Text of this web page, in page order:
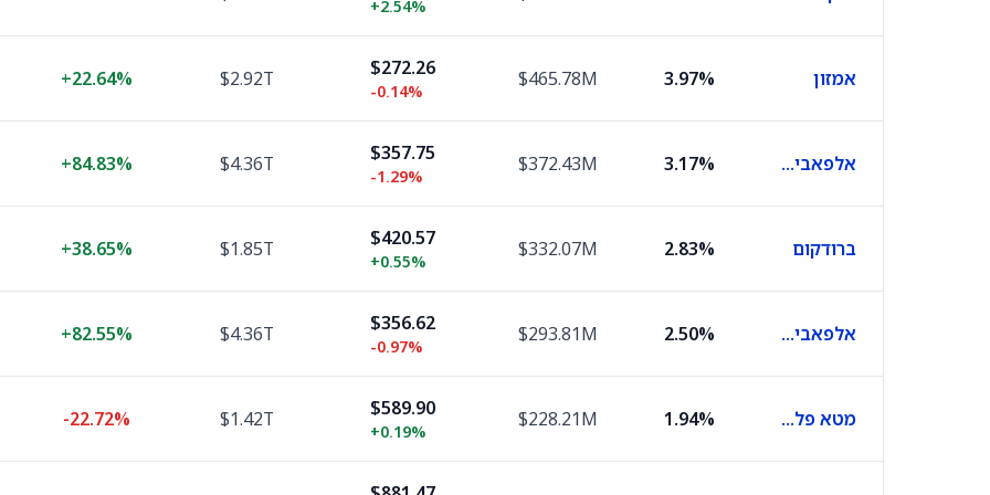
+2.54%
אמזון 3.97%
$465.78M
$272.26
-0.14%
$2.92T
+22.64%
אלפאבית A 3.17%
$372.43M
$357.75
-1.29%
$4.36T
+84.83%
ברודקום 2.83%
$332.07M
$420.57
+0.55%
$1.85T
+38.65%
אלפאבית C 2.50%
$293.81M
$356.62
-0.97%
$4.36T
+82.55%
מטא פלטפורמס 1.94%
$228.21M
$589.90
+0.19%
$1.42T
-22.72%